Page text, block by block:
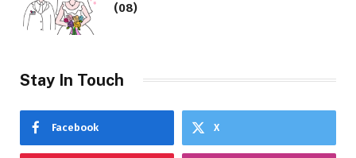
(08)
Stay In Touch
Facebook X